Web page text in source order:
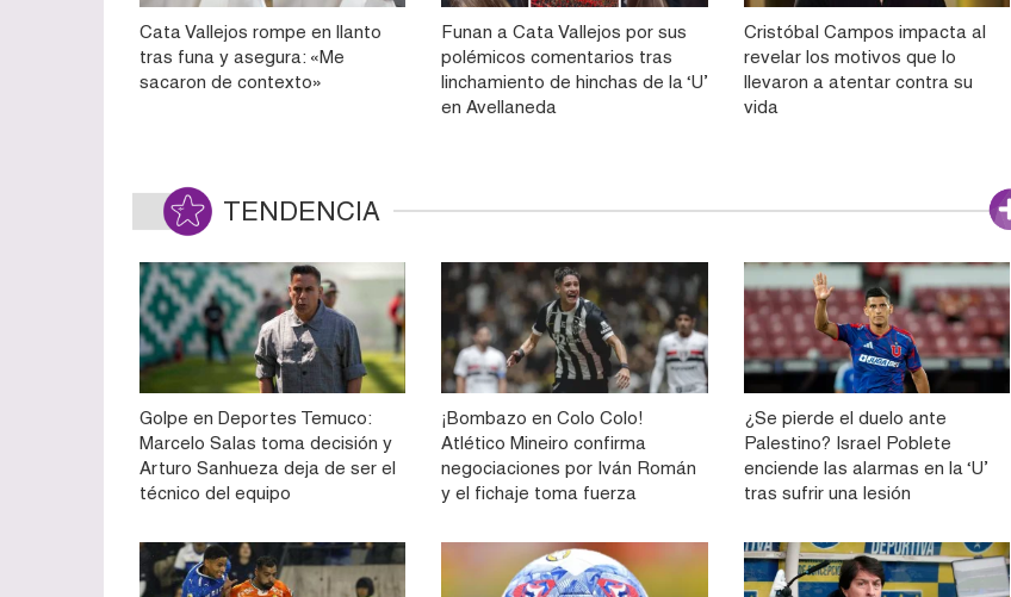
Cata Vallejos rompe en llanto
tras funa y asegura: «Me
sacaron de contexto»
Funan a Cata Vallejos por sus
polémicos comentarios tras
linchamiento de hinchas de la ‘U’
en Avellaneda
Cristóbal Campos impacta al
revelar los motivos que lo
llevaron a atentar contra su
vida
TENDENCIA
Golpe en Deportes Temuco:
Marcelo Salas toma decisión y
Arturo Sanhueza deja de ser el
técnico del equipo
¡Bombazo en Colo Colo!
Atlético Mineiro confirma
negociaciones por Iván Román
y el fichaje toma fuerza
¿Se pierde el duelo ante
Palestino? Israel Poblete
enciende las alarmas en la ‘U’
tras sufrir una lesión